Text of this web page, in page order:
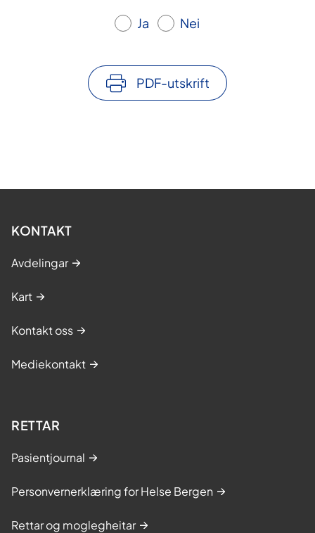
Ja Nei
PDF-utskrift
KONTAKT
Avdelingar
Kart
Kontakt oss
Mediekontakt
RETTAR
Pasientjournal
Personvernerklæring for Helse Bergen
Rettar og moglegheitar